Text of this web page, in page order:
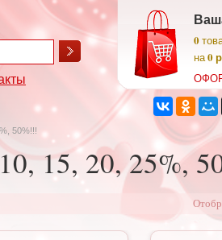
0
на0
50%!!!
15, 20, 25%,